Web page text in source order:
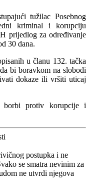
tužilac Posebnog
kriminal i korupciju
prijedlog za određivanje
30 dana.
u članu 132. tačka
bi boravkom na slobodi
dokaze ili vršiti uticaj
borbi protiv korupcije i
postupka i ne
se smatra nevinim za
ne utvrdi njegova